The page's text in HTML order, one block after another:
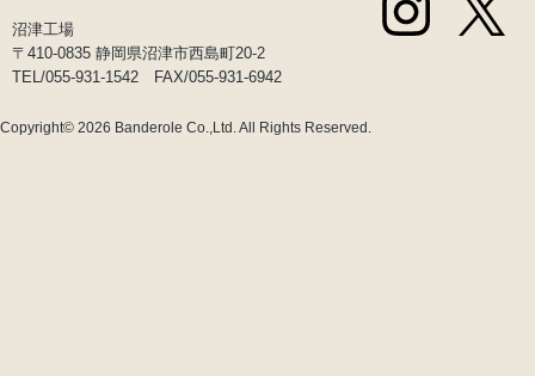
沼津工場
〒410-0835 静岡県沼津市西島町20-2
TEL/055-931-1542 FAX/055-931-6942
Copyright© 2026 Banderole Co.,Ltd.All Rights Reserved.